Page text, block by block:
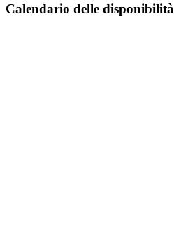
Calendario delle disponibilità